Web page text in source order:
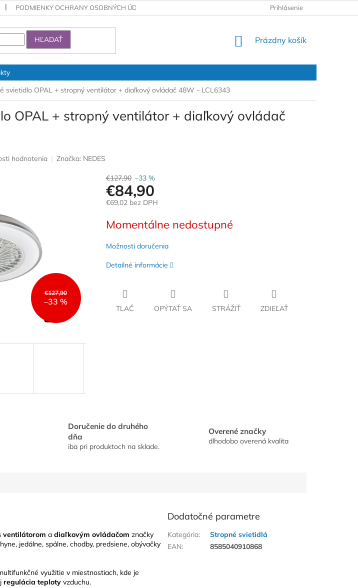
PODMIENKY OCHRANY OSOBNÝCH ÚDAJOV Prihlásenie
HĽADAŤ
NÁKUPNÝ
Prázdny košík
svietidlo OPAL + stropný ventilátor + diaľkový ovládač 48W - LCL6343
OPAL + stropný ventilátor + diaľkový ovládač
hodnotenia Značka: NEDES
€127,90
–33 %
€127,90 –33 %
€84,90
€69,02 bez DPH
cena:
Momentálne nedostupné
Možnosti doručenia
Detailné informácie
TLAČ OPÝTAŤ SA STRÁŽIŤ ZDIEĽAŤ
Doručenie do druhého
dňa
iba pri produktoch na sklade.
Overené značky
dlhodobo overená kvalita
ventilátorom a diaľkovým ovládačom značky
jedálne, spálne, chodby, predsiene, obývačky
využitie v miestnostiach, kde je
regulácia teploty vzduchu.
Dodatočné parametre
Kategória:
Stropné svietidlá
EAN: 8585040910868